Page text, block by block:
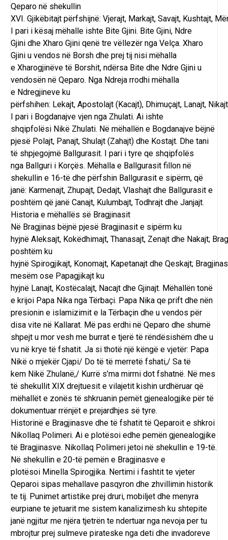
Qeparo në shekullin
XVI. Gjikëbitajt përfshijnë: Vjerajt, Markajt, Savajt, Kushtajt,
I pari i kësaj mëhalle ishte Bite Gjini. Bite Gjini, Ndre
Gjini dhe Xharo Gjini qenë tre vëllezër nga Velça. Xharo
Gjini u vendos në Borsh dhe prej tij nisi mëhalla
e Xharogjinëve të Borshit, ndërsa Bite dhe Ndre Gjini u
vendosën në Qeparo. Nga Ndreja rrodhi mëhalla
e Ndregjineve ku
përfshihen: Lekajt, Apostolajt (Kacajt), Dhimuçajt, Lanajt, Nikajt
I pari i Bogdanajve vjen nga Zhulati. Ai ishte
shqipfolësi Nikë Zhulati. Në mëhallën e Bogdanajve bëjnë
pjesë Polajt, Panajt, Shulajt (Zahajt) dhe Kostajt. Dhe tani
të shpjegojmë Ballgurasit. I pari i tyre qe shqipfolës
nga Ballguri i Korçës. Mëhalla e Ballgurasit fillon në
shekullin e 16-të dhe përfshin Ballgurasit e sipërm, që
janë: Karmenajt, Zhupajt, Dedajt, Vlashajt dhe Ballgurasit e
poshtëm që janë Canajt, Kulumbajt, Todhrajt dhe Janjajt.
Historia e mëhallës së Bragjinasit
Në Bragjinas bëjnë pjesë Bragjinasit e sipërm ku
hyjnë Aleksajt, Kokëdhimajt, Thanasajt, Zenajt dhe Nakajt;
poshtëm ku
hyjnë Spirogjikajt, Konomajt, Kapetanajt dhe Qeskajt;
mesëm ose Papagjikajt ku
hyjnë Lanajt, Kostëcalajt, Nacajt dhe Gjinajt. Mëhallën tonë
e krijoi Papa Nika nga Tërbaçi. Papa Nika qe prift dhe nën
presionin e islamizimit e la Tërbaçin dhe u vendos për
disa vite në Kallarat. Më pas erdhi në Qeparo dhe shumë
shpejt u mor vesh me burrat e tjerë të rëndësishëm dhe u
vu në krye të fshatit. Ja si thotë një këngë e vjetër: Papa
Nikë o mjekër Cjapi/ Do të të merretë fshati,/ Sa të
kem Nikë Zhulanë,/ Kurrë s’ma mirrni dot fshatnë. Në mes
të shekullit XIX drejtuesit e vilajetit kishin urdhëruar që
mëhallët e zonës të shkruanin pemët gjenealogjike për të
dokumentuar rrënjët e prejardhjes së tyre.
Historinë e Bragjinasve dhe të fshatit të Qeparoit e shkroi
Nikollaq Polimeri. Ai e plotësoi edhe pemën gjenealogjike
të Bragjinasve. Nikollaq Polimeri jetoi në shekullin e 19-të.
Në shekullin e 20-të pemën e Bragjinasve e
plotësoi Minella Spirogjika. Nertimi i fashtit te vjeter
Qeparoi sipas mehallave pasqyron dhe zhvillimin historik
te tij. Punimet artistike prej druri, mobiljet dhe menyra
eurpiane te jetuarit me sistem kanalizimesh ku shtepite
janë ngjitur me njëra tjetrën te ndertuar nga nevoja per tu
mbrojtur prej sulmeve pirateske nga deti dhe invadoreve